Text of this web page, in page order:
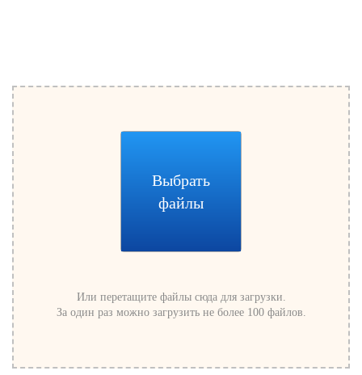
Выбрать
файлы
Или перетащите файлы сюда для загрузки.
За один раз можно загрузить не более 100 файлов.